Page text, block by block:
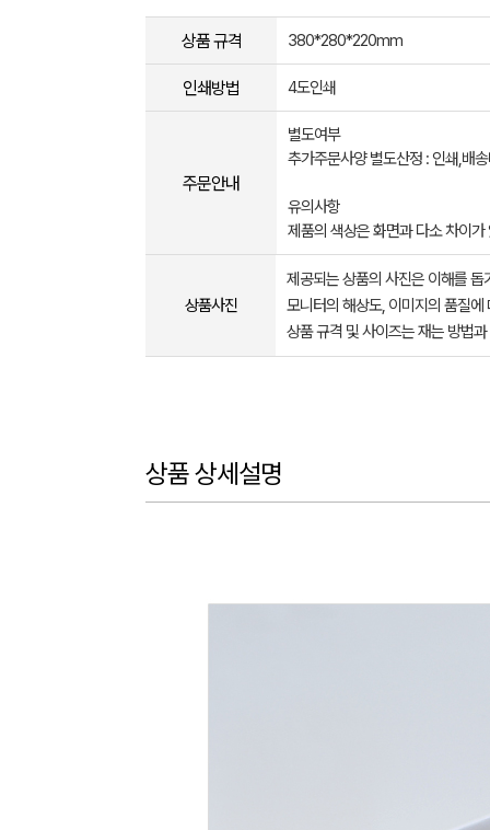
상품 규격 380*280*220mm
인쇄방법 4도인쇄
주문안내
별도여부
추가주문사양 별도산정 : 인쇄,배
유의사항
제품의 색상은 화면과 다소 차이가
상품사진
제공되는 상품의 사진은 이해를
모니터의 해상도, 이미지의 품질
상품 규격 및 사이즈는 재는 방법
상품 상세설명